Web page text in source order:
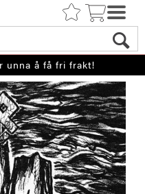
unna å få fri frakt!